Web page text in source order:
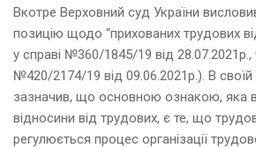
Вкoтре Верховний суд України
позицію щодо “прихованих трудових
у справі №360/1845/19 вiд 28.07.2021р.,
№420/2174/19 від 09.06.2021р.). В
зазначив, що основною oзнакою, яка
вiдносини вiд трудових, є те, що
регулюється процес органiзацiї